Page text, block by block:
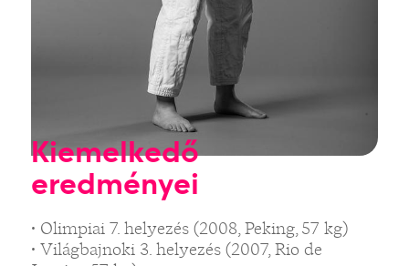
Kiemelkedő
eredményei
• Olimpiai 7. helyezés (2008, Peking, 57 kg)
• Világbajnoki 3. helyezés (2007, Rio de